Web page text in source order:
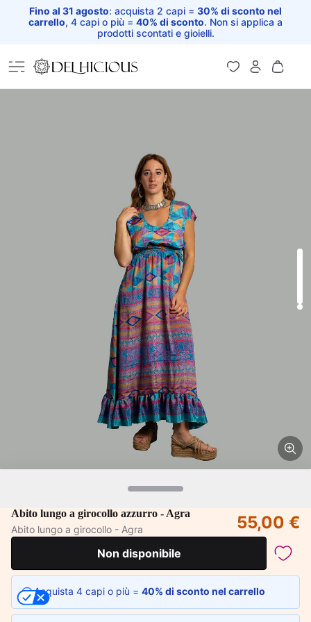
Fino al 31 agosto: acquista 2 capi = 30% di sconto nel
carrello, 4 capi o più = 40% di sconto. Non si applica a
prodotti scontati e gioielli.
Home
Abito lungo a girocollo azzurro - Agra
Abito lungo a girocollo - Agra
55,00 €
Non disponibile
Acquista 4 capi o più = 40% di sconto nel carrello